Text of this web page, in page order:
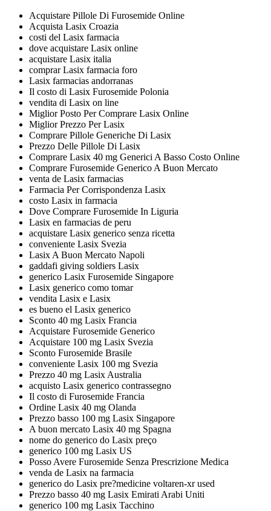
Acquistare Pillole Di Furosemide Online
Acquista Lasix Croazia
costi del Lasix farmacia
dove acquistare Lasix online
acquistare Lasix italia
comprar Lasix farmacia foro
Lasix farmacias andorranas
Il costo di Lasix Furosemide Polonia
vendita di Lasix on line
Miglior Posto Per Comprare Lasix Online
Miglior Prezzo Per Lasix
Comprare Pillole Generiche Di Lasix
Prezzo Delle Pillole Di Lasix
Comprare Lasix 40 mg Generici A Basso Costo Online
Comprare Furosemide Generico A Buon Mercato
venta de Lasix farmacias
Farmacia Per Corrispondenza Lasix
costo Lasix in farmacia
Dove Comprare Furosemide In Liguria
Lasix en farmacias de peru
acquistare Lasix generico senza ricetta
conveniente Lasix Svezia
Lasix A Buon Mercato Napoli
gaddafi giving soldiers Lasix
generico Lasix Furosemide Singapore
Lasix generico como tomar
vendita Lasix e Lasix
es bueno el Lasix generico
Sconto 40 mg Lasix Francia
Acquistare Furosemide Generico
Acquistare 100 mg Lasix Svezia
Sconto Furosemide Brasile
conveniente Lasix 100 mg Svezia
Prezzo 40 mg Lasix Australia
acquisto Lasix generico contrassegno
Il costo di Furosemide Francia
Ordine Lasix 40 mg Olanda
Prezzo basso 100 mg Lasix Singapore
A buon mercato Lasix 40 mg Spagna
nome do generico do Lasix preço
generico 100 mg Lasix US
Posso Avere Furosemide Senza Prescrizione Medica
venda de Lasix na farmacia
generico do Lasix pre?medicine voltaren-xr used
Prezzo basso 40 mg Lasix Emirati Arabi Uniti
generico 100 mg Lasix Tacchino